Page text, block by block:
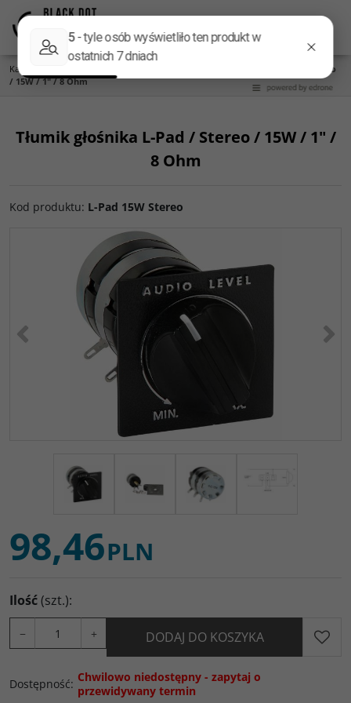
MenuPanel
Kategoria główna
Tłumik głośnika L-Pad / Stereo
/ 15W / 1" / 8 Ohm
Tłumik głośnika L-Pad / Stereo / 15W / 1" /
8 Ohm
Kod produktu: L-Pad 15W Stereo
<
98,46PLN
Ilość(szt.):
− + DODAJ DO KOSZYKA
Dostępność: Chwilowo niedostępny - zapytaj o
przewidywany termin